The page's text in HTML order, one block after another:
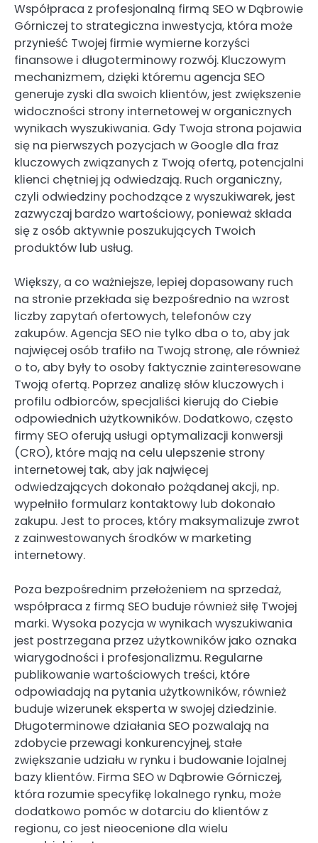
Współpraca z profesjonalną firmą SEO w Dąbrowie
Górniczej to strategiczna inwestycja, która może
przynieść Twojej firmie wymierne korzyści
finansowe i długoterminowy rozwój. Kluczowym
mechanizmem, dzięki któremu agencja SEO
generuje zyski dla swoich klientów, jest zwiększenie
widoczności strony internetowej w organicznych
wynikach wyszukiwania. Gdy Twoja strona pojawia
się na pierwszych pozycjach w Google dla fraz
kluczowych związanych z Twoją ofertą, potencjalni
klienci chętniej ją odwiedzają. Ruch organiczny,
czyli odwiedziny pochodzące z wyszukiwarek, jest
zazwyczaj bardzo wartościowy, ponieważ składa
się z osób aktywnie poszukujących Twoich
produktów lub usług.
Większy, a co ważniejsze, lepiej dopasowany ruch
na stronie przekłada się bezpośrednio na wzrost
liczby zapytań ofertowych, telefonów czy
zakupów. Agencja SEO nie tylko dba o to, aby jak
najwięcej osób trafiło na Twoją stronę, ale również
o to, aby były to osoby faktycznie zainteresowane
Twoją ofertą. Poprzez analizę słów kluczowych i
profilu odbiorców, specjaliści kierują do Ciebie
odpowiednich użytkowników. Dodatkowo, często
firmy SEO oferują usługi optymalizacji konwersji
(CRO), które mają na celu ulepszenie strony
internetowej tak, aby jak najwięcej
odwiedzających dokonało pożądanej akcji, np.
wypełniło formularz kontaktowy lub dokonało
zakupu. Jest to proces, który maksymalizuje zwrot
z zainwestowanych środków w marketing
internetowy.
Poza bezpośrednim przełożeniem na sprzedaż,
współpraca z firmą SEO buduje również siłę Twojej
marki. Wysoka pozycja w wynikach wyszukiwania
jest postrzegana przez użytkowników jako oznaka
wiarygodności i profesjonalizmu. Regularne
publikowanie wartościowych treści, które
odpowiadają na pytania użytkowników, również
buduje wizerunek eksperta w swojej dziedzinie.
Długoterminowe działania SEO pozwalają na
zdobycie przewagi konkurencyjnej, stałe
zwiększanie udziału w rynku i budowanie lojalnej
bazy klientów. Firma SEO w Dąbrowie Górniczej,
która rozumie specyfikę lokalnego rynku, może
dodatkowo pomóc w dotarciu do klientów z
regionu, co jest nieocenione dla wielu